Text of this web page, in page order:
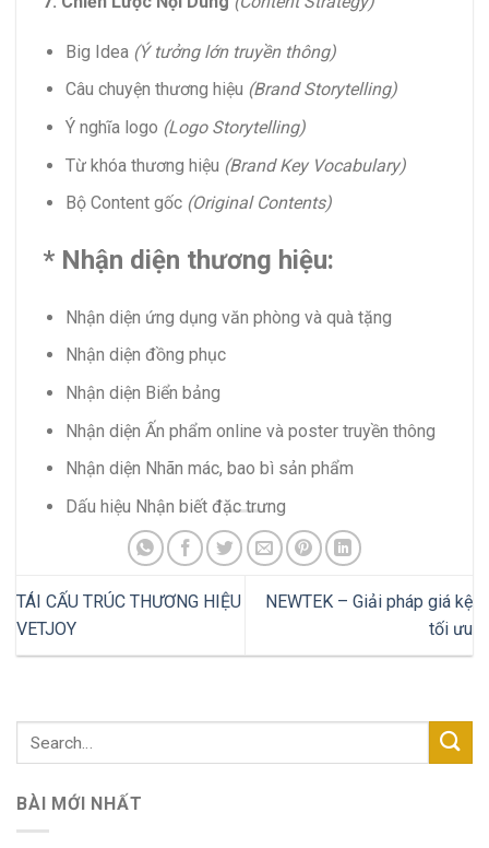
Big Idea (Ý tưởng lớn truyền thông)
Câu chuyện thương hiệu (Brand Storytelling)
Ý nghĩa logo (Logo Storytelling)
Từ khóa thương hiệu (Brand Key Vocabulary)
Bộ Content gốc (Original Contents)
* Nhận diện thương hiệu:
Nhận diện ứng dụng văn phòng và quà tặng
Nhận diện đồng phục
Nhận diện Biển bảng
Nhận diện Ấn phẩm online và poster truyền thông
Nhận diện Nhãn mác, bao bì sản phẩm
Dấu hiệu Nhận biết đặc trưng
TÁI CẤU TRÚC THƯƠNG HIỆU
VETJOY
NEWTEK – Giải pháp giá kệ
tối ưu
BÀI MỚI NHẤT